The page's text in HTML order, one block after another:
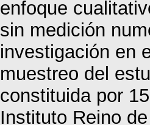
enfoque
sin medición
investigación en
muestreo del
constituida por
Instituto Reino